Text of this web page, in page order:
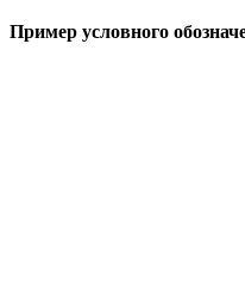
Пример условного